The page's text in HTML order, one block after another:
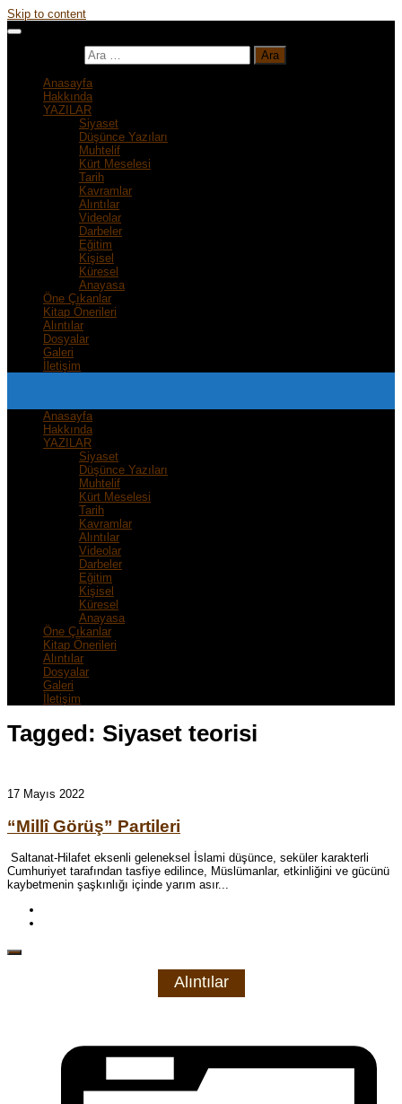
Skip to content
Anasayfa
Hakkında
YAZILAR
Siyaset
Düşünce Yazıları
Muhtelif
Kürt Meselesi
Tarih
Kavramlar
Alıntılar
Videolar
Darbeler
Eğitim
Kişisel
Küresel
Anayasa
Öne Çıkanlar
Kitap Önerileri
Alıntılar
Dosyalar
Galeri
İletişim
Anasayfa
Hakkında
YAZILAR
Siyaset
Düşünce Yazıları
Muhtelif
Kürt Meselesi
Tarih
Kavramlar
Alıntılar
Videolar
Darbeler
Eğitim
Kişisel
Küresel
Anayasa
Öne Çıkanlar
Kitap Önerileri
Alıntılar
Dosyalar
Galeri
İletişim
Tagged: Siyaset teorisi
17 Mayıs 2022
“Millî Görüş” Partileri
Saltanat-Hilafet eksenli geleneksel İslami düşünce, seküler karakterli
Cumhuriyet tarafından tasfiye edilince, Müslümanlar, etkinliğini ve gücünü
kaybetmenin şaşkınlığı içinde yarım asır...
Alıntılar